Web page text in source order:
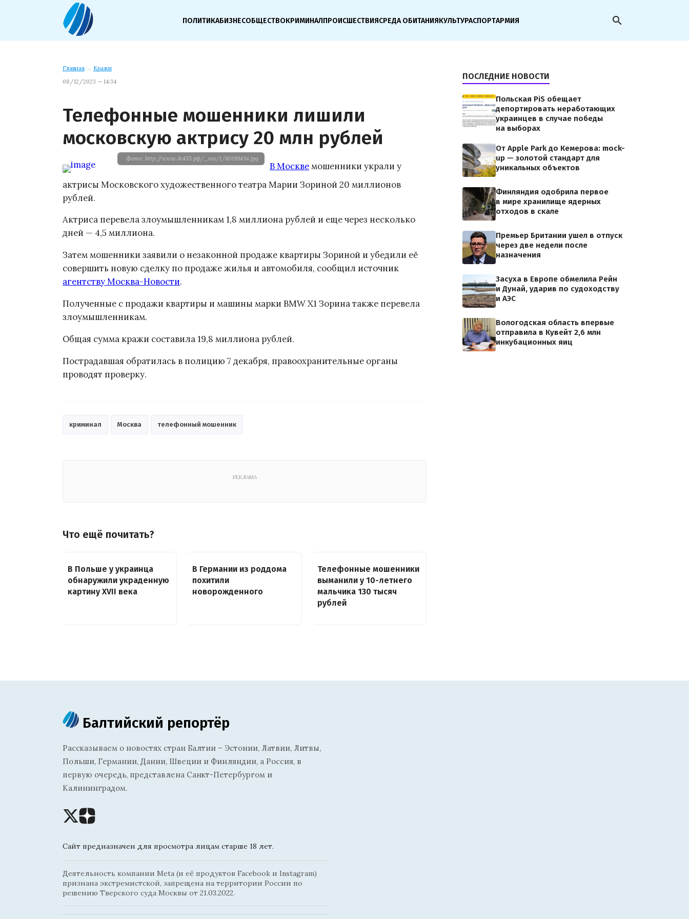
ПОЛИТИКАБИЗНЕСОБЩЕСТВОКРИМИНАЛПРОИСШЕСТВИЯСРЕДА ОБИТАНИЯКУЛЬТУРАСПОРТАРМИЯ search
Главная → Кражи
08/12/2023 — 14:34
Телефонные мошенники лишили
московскую актрису 20 млн рублей
Фото: http://www.дс455.рф/_nw/1/80199434.jpg
В Москвемошенники украли у
актрисы Московского художественного театра Марии Зориной 20 миллионов
рублей.
Актриса перевела злоумышленникам 1,8 миллиона рублей и еще через несколько
дней — 4,5 миллиона.
Затем мошенники заявили о незаконной продаже квартиры Зориной и убедили её
совершить новую сделку по продаже жилья и автомобиля, сообщил источник
агентству Москва-Новости.
Полученные с продажи квартиры и машины марки BMW X1 Зорина также перевела
злоумышленникам.
Общая сумма кражи составила 19,8 миллиона рублей.
Пострадавшая обратилась в полицию 7 декабря, правоохранительные органы
проводят проверку.
криминал Москва телефонный мошенник
РЕКЛАМА
Что ещё почитать?
В Польше у украинца
обнаружили украденную
картину XVII века
В Германии из роддома
похитили
новорожденного
Телефонные мошенники
выманили у 10-летнего
мальчика 130 тысяч
рублей
ПОСЛЕДНИЕ НОВОСТИ
Польская PiS обещает
депортировать неработающих
украинцев в случае победы
на выборах
От Apple Park до Кемерова: mock-
up — золотой стандарт для
уникальных объектов
Финляндия одобрила первое
в мире хранилище ядерных
отходов в скале
Премьер Британии ушел в отпуск
через две недели после
назначения
Засуха в Европе обмелила Рейн
и Дунай, ударив по судоходству
и АЭС
Вологодская область впервые
отправила в Кувейт 2,6 млн
инкубационных яиц
Балтийский репортёр
Рассказываем о новостях стран Балтии – Эстонии, Латвии, Литвы,
Польши, Германии, Дании, Швеции и Финляндии, а Россия, в
первую очередь, представлена Санкт-Петербургом и
Калининградом.
Сайт предназначен для просмотра лицам старше 18 лет.
Деятельность компании Meta (и её продуктов Facebook и Instagram)
признана экстремистской, запрещена на территории России по
решению Тверского суда Москвы от 21.03.2022.